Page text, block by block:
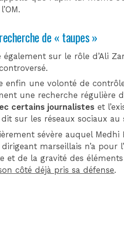
de « taupes »
également sur le rôle d’Ali
enfin une volonté de
une recherche régulière
certains journalistes et
sur les réseaux sociaux au
sévère auquel
dirigeant marseillais n’a pour
et de la gravité des
côté déjà pris sa défense.